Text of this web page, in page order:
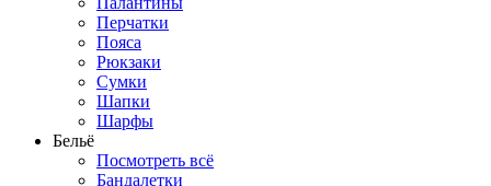
Перчатки
Пояса
Рюкзаки
Сумки
Шапки
Шарфы
Бельё
Посмотреть всё
Бандалетки